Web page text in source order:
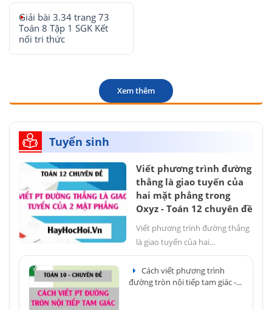
Giải bài 3.34 trang 73
Toán 8 Tập 1 SGK Kết
nối tri thức
Xem thêm
Tuyển sinh
Viết phương trình đường
thẳng là giao tuyến của
hai mặt phẳng trong
Oxyz - Toán 12 chuyên đề
Viết phương trình đường thẳng
là giao tuyến của hai...
Cách viết phương trình
đường tròn nội tiếp tam giác -...